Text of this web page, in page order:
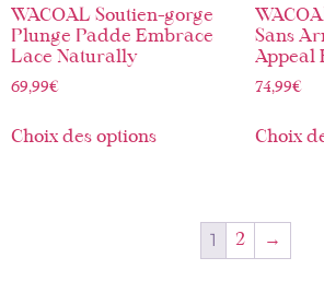
WACOAL Soutien-gorge
Plunge Padde Embrace
Lace Naturally
69,99€
Choix des options
Sans
Appeal
74,99€
Choix
1 2 →